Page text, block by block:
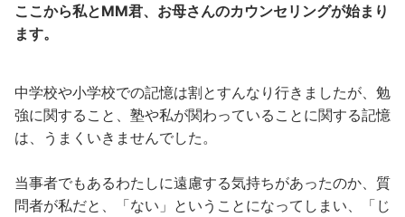
ここから私とMM君、お母さんのカウンセリングが始まり
ます。
中学校や小学校での記憶は割とすんなり行きましたが、勉
強に関すること、塾や私が関わっていることに関する記憶
は、うまくいきませんでした。
当事者でもあるわたしに遠慮する気持ちがあったのか、質
問者が私だと、「ない」ということになってしまい、「じ